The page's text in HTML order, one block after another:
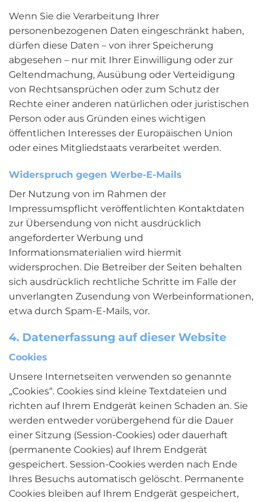
Wenn Sie die Verarbeitung Ihrer
personenbezogenen Daten eingeschränkt haben,
dürfen diese Daten – von ihrer Speicherung
abgesehen – nur mit Ihrer Einwilligung oder zur
Geltendmachung, Ausübung oder Verteidigung
von Rechtsansprüchen oder zum Schutz der
Rechte einer anderen natürlichen oder juristischen
Person oder aus Gründen eines wichtigen
öffentlichen Interesses der Europäischen Union
oder eines Mitgliedstaats verarbeitet werden.
Widerspruch gegen Werbe-E-Mails
Der Nutzung von im Rahmen der
Impressumspflicht veröffentlichten Kontaktdaten
zur Übersendung von nicht ausdrücklich
angeforderter Werbung und
Informationsmaterialien wird hiermit
widersprochen. Die Betreiber der Seiten behalten
sich ausdrücklich rechtliche Schritte im Falle der
unverlangten Zusendung von Werbeinformationen,
etwa durch Spam-E-Mails, vor.
4. Datenerfassung auf dieser Website
Cookies
Unsere Internetseiten verwenden so genannte
„Cookies“. Cookies sind kleine Textdateien und
richten auf Ihrem Endgerät keinen Schaden an. Sie
werden entweder vorübergehend für die Dauer
einer Sitzung (Session-Cookies) oder dauerhaft
(permanente Cookies) auf Ihrem Endgerät
gespeichert. Session-Cookies werden nach Ende
Ihres Besuchs automatisch gelöscht. Permanente
Cookies bleiben auf Ihrem Endgerät gespeichert,